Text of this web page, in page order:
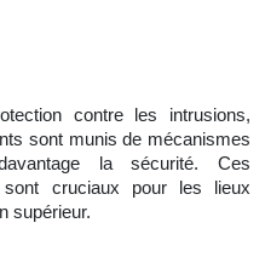
contre les intrusions,
sont munis de mécanismes
la sécurité. Ces
sont cruciaux pour les lieux
supérieur.